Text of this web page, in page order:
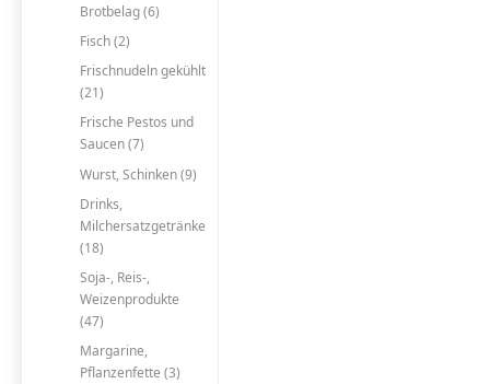
Brotbelag (6)
Fisch (2)
Frischnudeln gekühlt
(21)
Frische Pestos und
Saucen (7)
Wurst, Schinken (9)
Drinks,
Milchersatzgetränke
(18)
Soja-, Reis-,
Weizenprodukte
(47)
Margarine,
Pflanzenfette (3)